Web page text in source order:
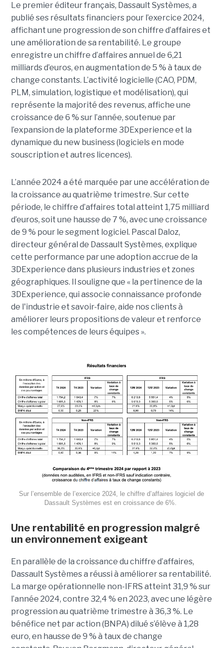
Le premier éditeur français, Dassault Systèmes, a
publié ses résultats financiers pour l’exercice 2024,
affichant une progression de son chiffre d’affaires et
une amélioration de sa rentabilité. Le groupe
enregistre un chiffre d’affaires annuel de 6,21
milliards d’euros, en augmentation de 5 % à taux de
change constants. L’activité logicielle (CAO, PDM,
PLM, simulation, logistique et modélisation), qui
représente la majorité des revenus, affiche une
croissance de 6 % sur l’année, soutenue par
l’expansion de la plateforme 3DExperience et la
dynamique du new business (logiciels en mode
souscription et autres licences).
L’année 2024 a été marquée par une accélération de
la croissance au quatrième trimestre. Sur cette
période, le chiffre d’affaires total atteint 1,75 milliard
d’euros, soit une hausse de 7 %, avec une croissance
de 9 % pour le segment logiciel. Pascal Daloz,
directeur général de Dassault Systèmes, explique
cette performance par une adoption accrue de la
3DExperience dans plusieurs industries et zones
géographiques. Il souligne que « la pertinence de la
3DExperience, qui associe connaissance profonde
de l'industrie et savoir-faire, aide nos clients à
améliorer leurs propositions de valeur et renforce
les compétences de leurs équipes».
Sur l’ensemble de l’exercice 2024, le chiffre d’affaires logiciel de
Dassault Systèmes est en croissance de 6%.
Une rentabilité en progression malgré
un environnement exigeant
En parallèle de la croissance du chiffre d’affaires,
Dassault Systèmes a réussi à améliorer sa rentabilité.
La marge opérationnelle non-IFRS atteint 31,9 % sur
l’année 2024, contre 32,4 % en 2023, avec une légère
progression au quatrième trimestre à 36,3 %. Le
bénéfice net par action (BNPA) dilué s’élève à 1,28
euro, en hausse de 9 % à taux de change